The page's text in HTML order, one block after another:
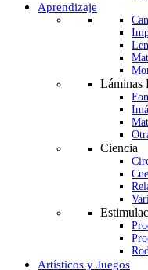
Aprendizaje
Láminas
Ciencia
Artísticos y Juegos